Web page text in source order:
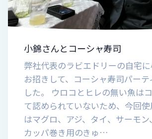
小錦さんとコーシャ寿司
弊社代表のラビエドリーの自宅
お招きして、コーシャ寿司パーテ
した。 ウロコとヒレの無い魚は
て認められていないため、今回
はマグロ、アジ、タイ、サーモン
カッパ巻き用のきゅ…